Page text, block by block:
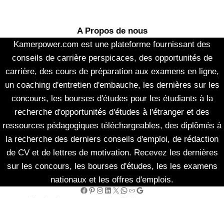
A Propos de nous
Kamerpower.com est une plateforme fournissant des
conseils de carrière perspicaces, des opportunités de
carrière, des cours de préparation aux examens en ligne,
un coaching d'entretien d'embauche, les dernières sur les
concours, les bourses d'études pour les étudiants à la
recherche d'opportunités d'études à l'étranger et des
ressources pédagogiques téléchargeables, des diplômés à
la recherche des derniers conseils d'emploi, de rédaction
de CV et de lettres de motivation. Recevez les dernières
sur les concours, les bourses d'études, les les examens
nationaux et les offres d'emplois.
Facebook Pinterest InstagramLinkedIn X WhatsApp Link Google